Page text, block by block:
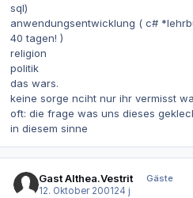
sql)
anwendungsentwicklung ( c#
40 tagen! )
religion
politik
das wars.
keine sorge nciht nur ihr vermisst
oft: die frage was uns dieses
in diesem sinne
Gast Althea.Vestrit
Gäste
12. Oktober 2001 24 j